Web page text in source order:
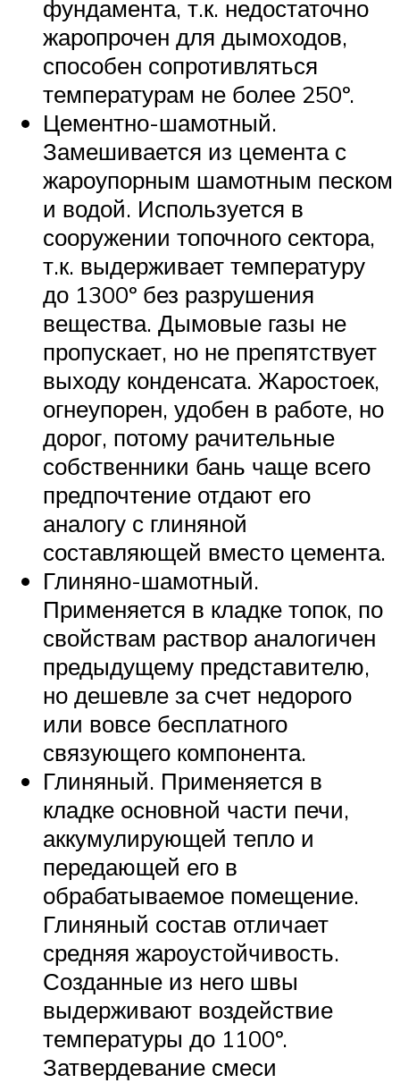
фундамента, т.к. недостаточно
жаропрочен для дымоходов,
способен сопротивляться
температурам не более 250º.
Цементно-шамотный.
Замешивается из цемента с
жароупорным шамотным песком
и водой. Используется в
сооружении топочного сектора,
т.к. выдерживает температуру
до 1300º без разрушения
вещества. Дымовые газы не
пропускает, но не препятствует
выходу конденсата. Жаростоек,
огнеупорен, удобен в работе, но
дорог, потому рачительные
собственники бань чаще всего
предпочтение отдают его
аналогу с глиняной
составляющей вместо цемента.
Глиняно-шамотный.
Применяется в кладке топок, по
свойствам раствор аналогичен
предыдущему представителю,
но дешевле за счет недорого
или вовсе бесплатного
связующего компонента.
Глиняный. Применяется в
кладке основной части печи,
аккумулирующей тепло и
передающей его в
обрабатываемое помещение.
Глиняный состав отличает
средняя жароустойчивость.
Созданные из него швы
выдерживают воздействие
температуры до 1100º.
Затвердевание смеси